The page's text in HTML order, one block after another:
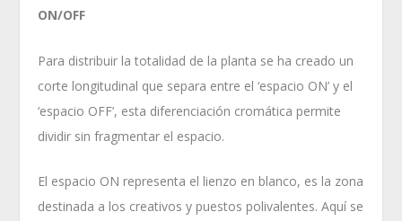
ON/OFF
Para distribuir la totalidad de la planta se ha creado un
corte longitudinal que separa entre el ‘espacio ON’ y el
‘espacio OFF’, esta diferenciación cromática permite
dividir sin fragmentar el espacio.
El espacio ON representa el lienzo en blanco, es la zona
destinada a los creativos y puestos polivalentes. Aquí se